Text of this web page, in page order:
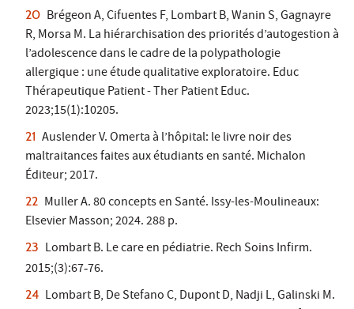
Brégeon A, Cifuentes F, Lombart B, Wanin S, Gagnayre
R, Morsa M. La hiérarchisation des priorités d’autogestion à
l’adolescence dans le cadre de la polypathologie
allergique : une étude qualitative exploratoire. Educ
Thérapeutique Patient - Ther Patient Educ.
2023;15(1):10205.
Auslender V. Omerta à l’hôpital: le livre noir des
maltraitances faites aux étudiants en santé. Michalon
Éditeur; 2017.
Muller A. 80 concepts en Santé. Issy-les-Moulineaux:
Elsevier Masson; 2024. 288 p.
Lombart B. Le care en pédiatrie. Rech Soins Infirm.
2015;(3):67‑76.
Lombart B, De Stefano C, Dupont D, Nadji L, Galinski M.